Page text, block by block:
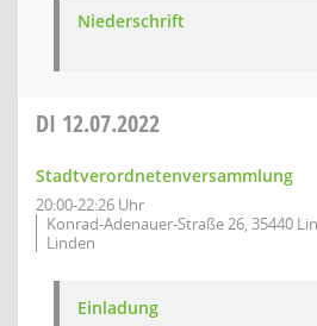
Niederschrift
DI 12.07.2022
Stadtverordnetenversammlung
20:00-22:26 Uhr
Konrad-Adenauer-Straße 26, 35440
Linden
Einladung